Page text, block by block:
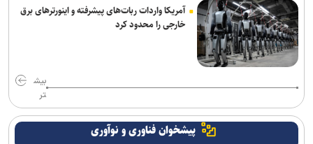
آمریکا واردات ربات‌های پیشرفته و اینورترهای برق
خارجی را محدود کرد
بیش
تر
پیشخوان فناوری و نوآوری